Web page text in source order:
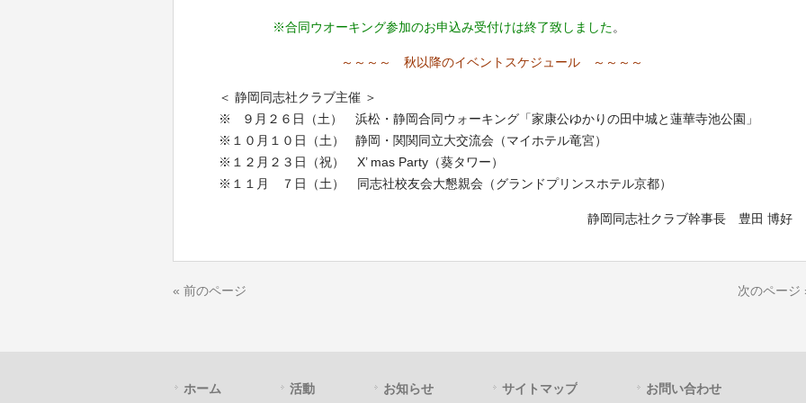
※合同ウオーキング参加のお申込み受付けは終了致しました。
～～～～ 秋以降のイベントスケジュール ～～～～
＜ 静岡同志社クラブ主催 ＞
※ ９月２６日（土） 浜松・静岡合同ウォーキング「家康公ゆかりの田中城と蓮華寺池公園」
※１０月１０日（土） 静岡・関関同立大交流会（マイホテル竜宮）
※１２月２３日（祝） X’ mas Party（葵タワー）
※１１月 ７日（土） 同志社校友会大懇親会（グランドプリンスホテル京都）
静岡同志社クラブ幹事長 豊田 博好
« 前のページ 次のページ
ホーム 活動 お知らせ サイトマップ お問い合わせ